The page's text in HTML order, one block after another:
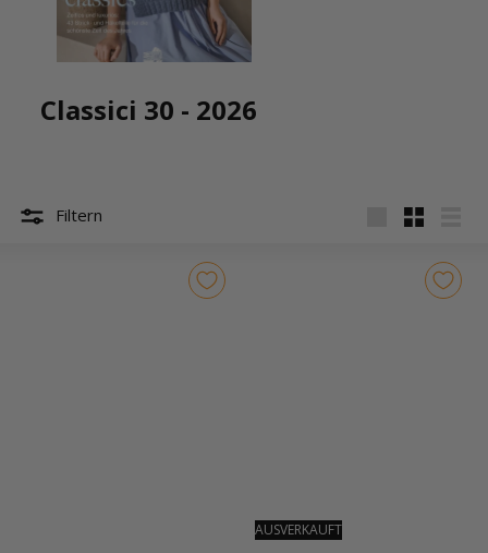
Classici 30 - 2026
Filtern
AUSVERKAUFT